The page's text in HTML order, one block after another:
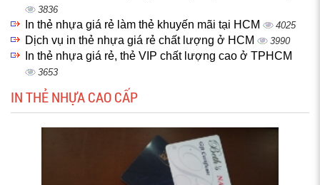
3836
In thẻ nhựa giá rẻ làm thẻ khuyến mãi tại HCM 4025
Dịch vụ in thẻ nhựa giá rẻ chất lượng ở HCM 3990
In thẻ nhựa giá rẻ, thẻ VIP chất lượng cao ở TPHCM
3653
IN THẺ NHỰA CAO CẤP